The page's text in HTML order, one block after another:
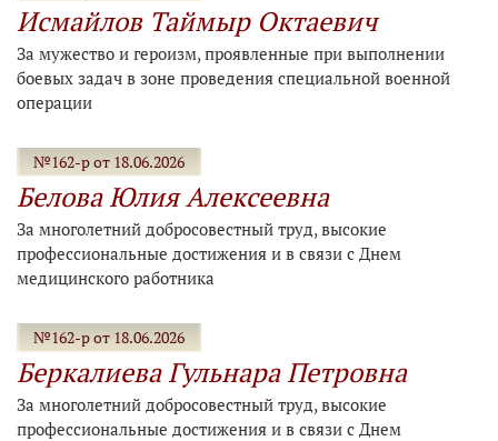
Исмайлов Таймыр Октаевич
За мужество и героизм, проявленные при выполнении
боевых задач в зоне проведения специальной военной
операции
№162-р от 18.06.2026
Белова Юлия Алексеевна
За многолетний добросовестный труд, высокие
профессиональные достижения и в связи с Днем
медицинского работника
№162-р от 18.06.2026
Беркалиева Гульнара Петровна
За многолетний добросовестный труд, высокие
профессиональные достижения и в связи с Днем